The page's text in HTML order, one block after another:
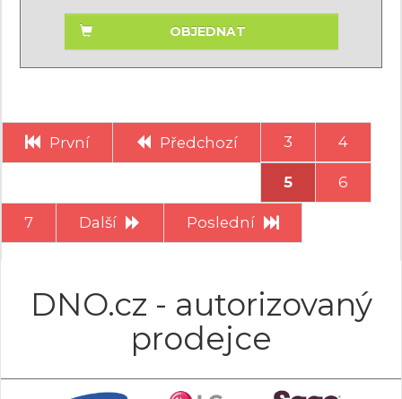
OBJEDNAT
První Předchozí 3 4
5 6
7 Další Poslední
DNO.cz - autorizovaný
prodejce